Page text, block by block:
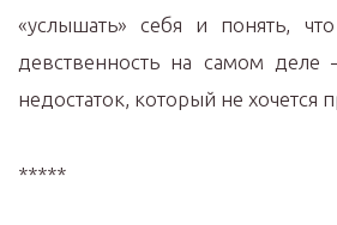
«услышать» себя и понять,
девственность на самом деле
недостаток, который не хочется
*****